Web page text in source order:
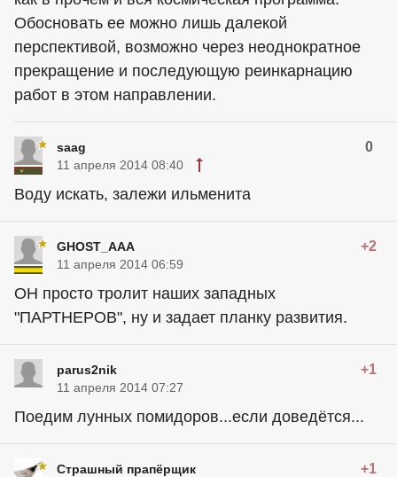
Обосновать ее можно лишь далекой
перспективой, возможно через неоднократное
прекращение и последующую реинкарнацию
работ в этом направлении.
saag 0
11 апреля 2014 08:40
Воду искать, залежи ильменита
GHOST_AAA +2
11 апреля 2014 06:59
ОН просто тролит наших западных
"ПАРТНЕРОВ", ну и задает планку развития.
parus2nik +1
11 апреля 2014 07:27
Поедим лунных помидоров...если доведётся...
Страшный прапёрщик +1